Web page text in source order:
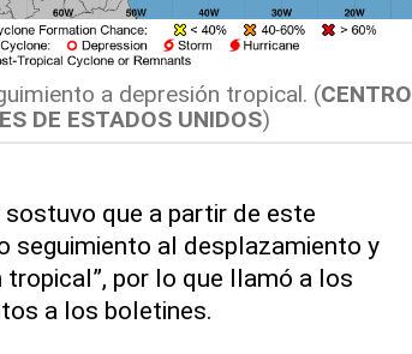
a depresión tropical. (CENTRO
DE ESTADOS UNIDOS)
sostuvo que a partir de este
seguimiento al desplazamiento y
por lo que llamó a los
a los boletines.